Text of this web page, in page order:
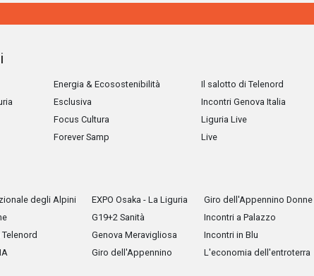
Energia & Ecosostenibilità
Esclusiva
Focus Cultura
Forever Samp
Il salotto di Telenord
Incontri Genova Italia
Liguria Live
Live
degli Alpini
EXPO Osaka - La Liguria
G19+2 Sanità
Genova Meravigliosa
Giro dell'Appennino
Giro dell'Appennino Donne
Incontri a Palazzo
Incontri in Blu
L'economia dell'entroterra